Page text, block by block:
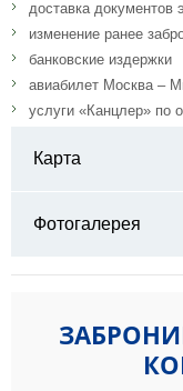
доставка документов
изменение ранее
банковские издержки
авиабилет Москва –
услуги «Канцлер» по
Карта
Фотогалерея